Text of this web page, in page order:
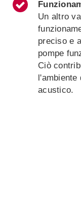
Un altro
preciso e
pompe
Ciò
l'ambiente
acustico.